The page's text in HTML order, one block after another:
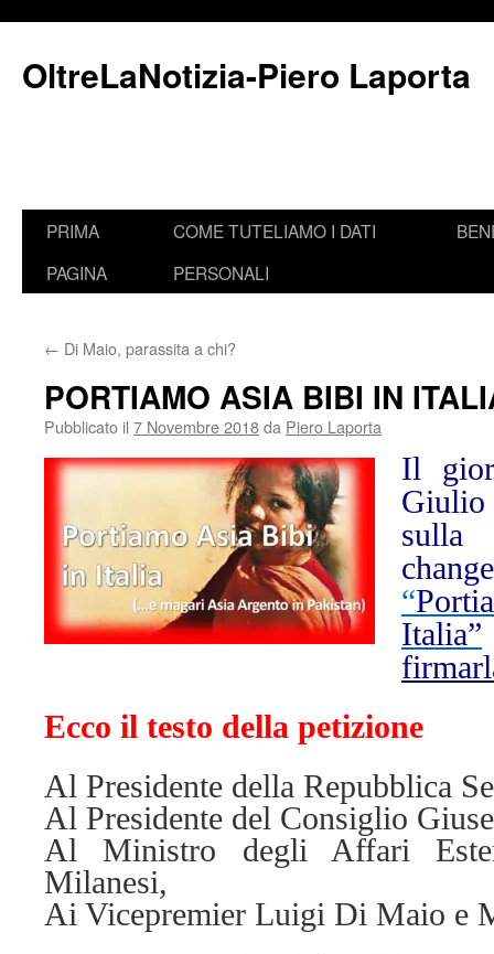
contenuto
OltreLaNotizia-Piero Laporta
PRIMA
PAGINA
COME TUTELIAMO I DATI
PERSONALI
← Di Maio, parassita a chi?
PORTIAMO ASIA BIBI IN
Pubblicato il 7 Novembre 2018da Piero Laporta
Il
Giulio
“
Italia”
Ecco il testo della petizione
Al Presidente della Repubblica
Al Presidente del Consiglio
Al Ministro degli Affari
Milanesi,
Ai Vicepremier Luigi Di Maio e